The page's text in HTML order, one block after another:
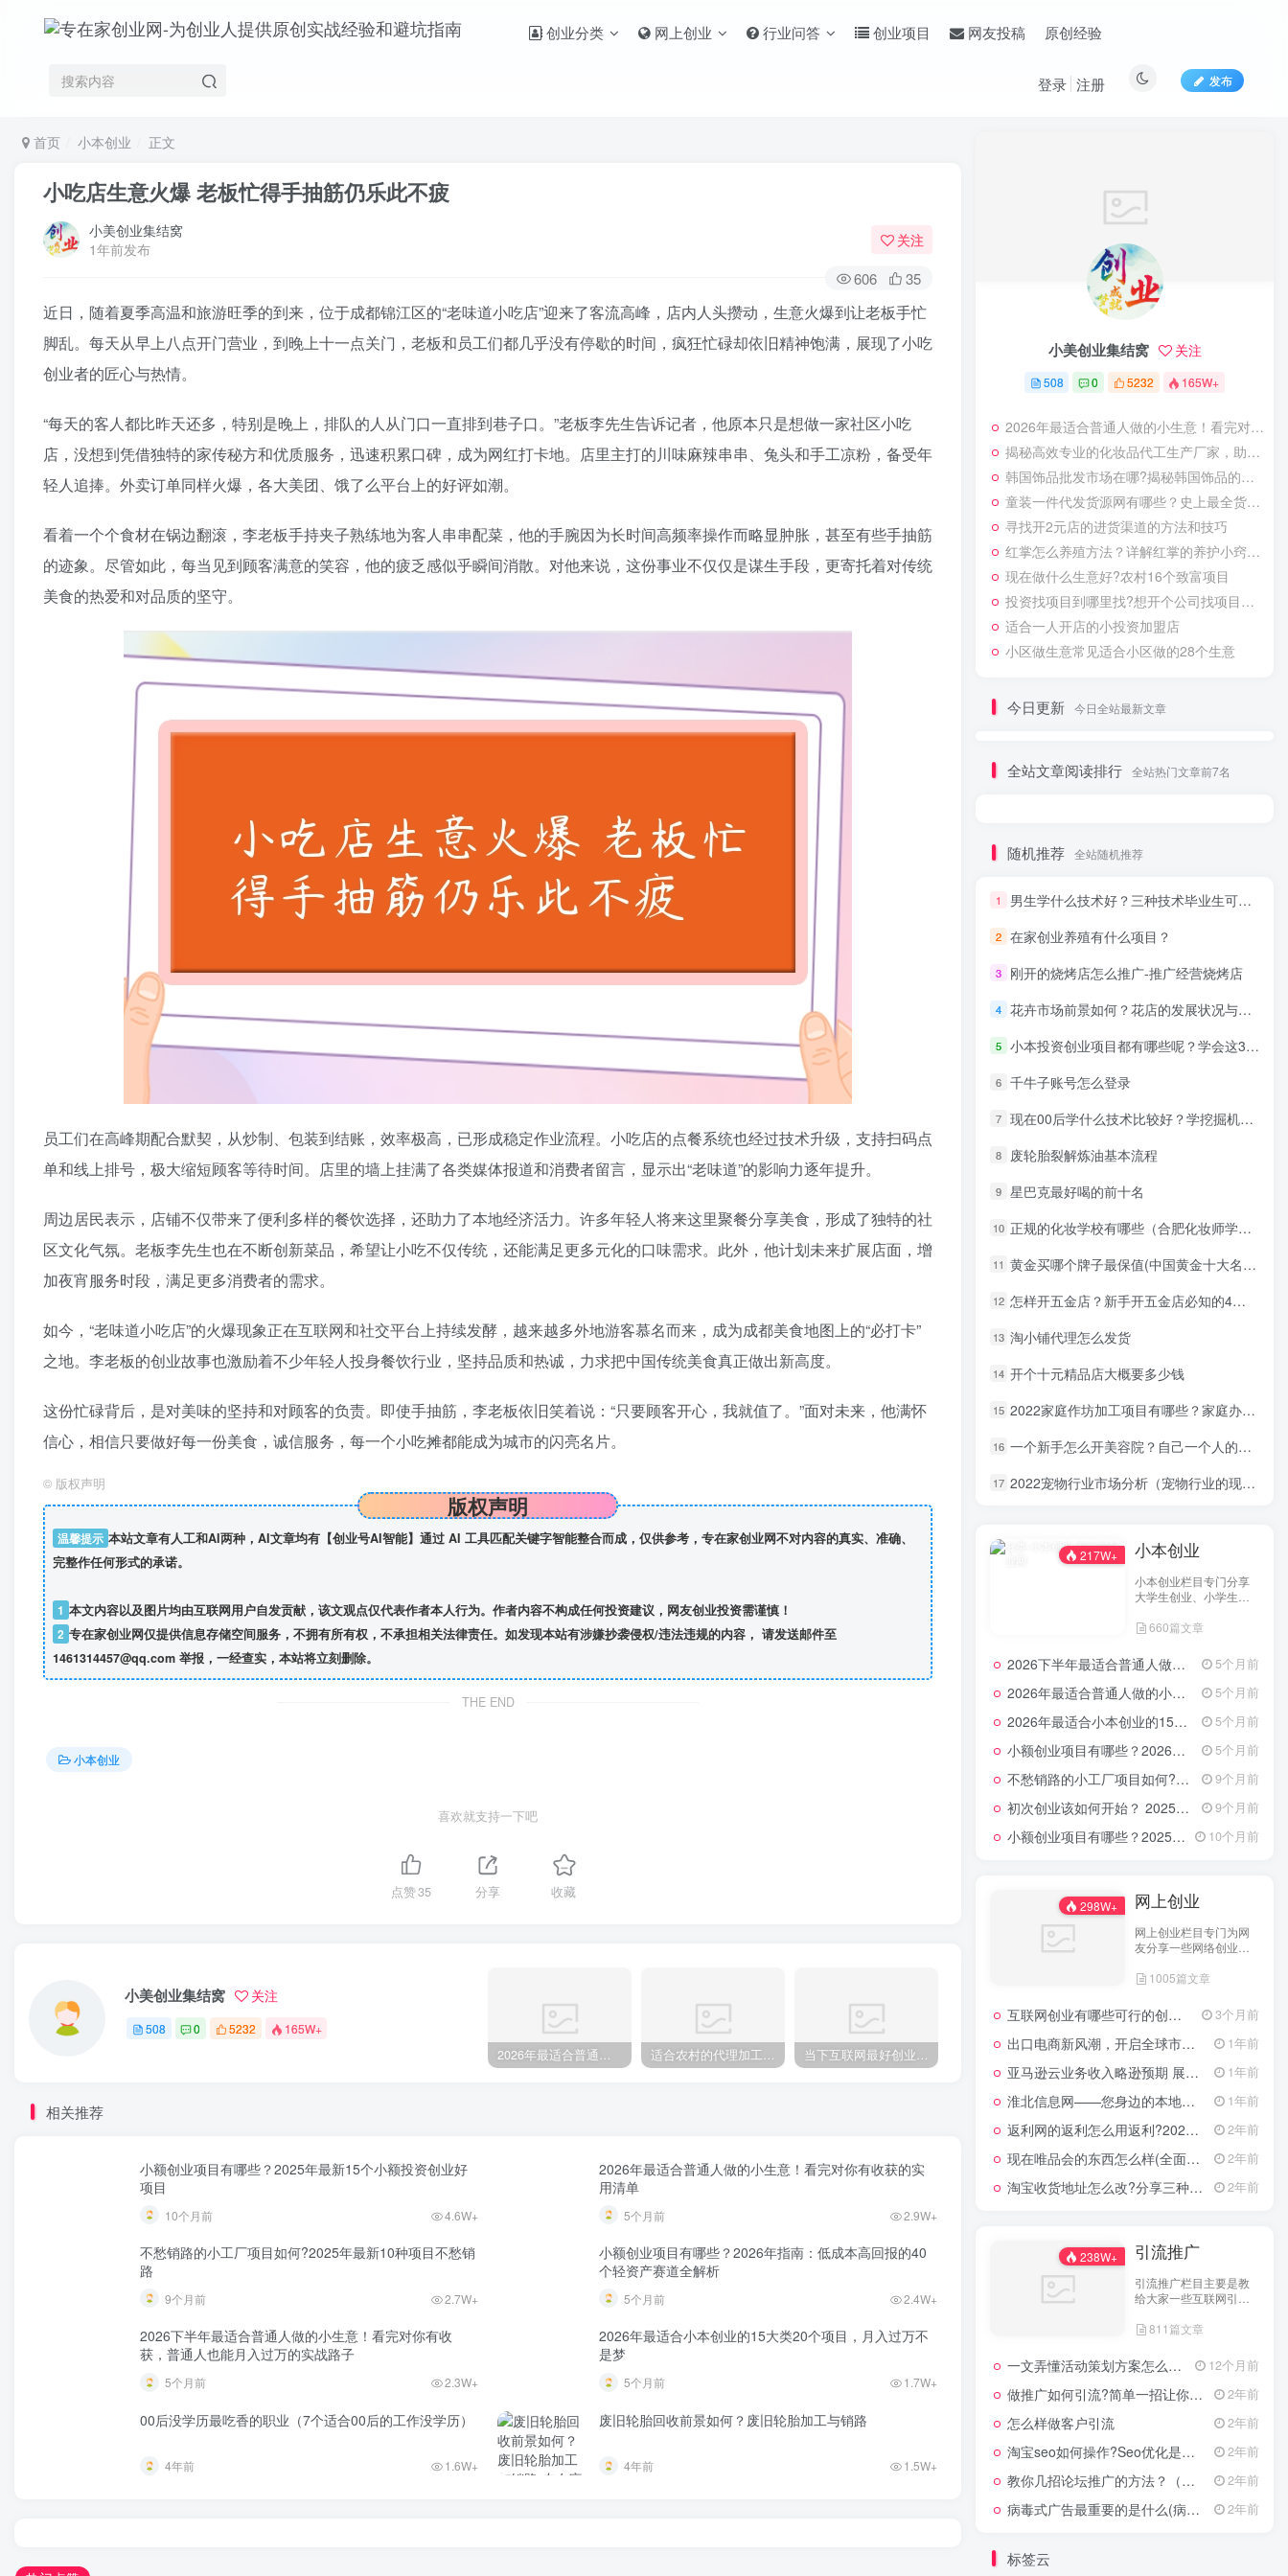
创业分类 网上创业 行业问答 创业项目 网友投稿 原创经验
发布
登录 注册
首页 小本创业 正文
小吃店生意火爆 老板忙得手抽筋仍乐此不疲
小美创业集结窝
1年前发布
关注
606 35
近日，随着夏季高温和旅游旺季的到来，位于成都锦江区的“老味道小吃店”迎来了客流高峰，店内人头攒动，生意火爆到让老板手忙
脚乱。每天从早上八点开门营业，到晚上十一点关门，老板和员工们都几乎没有停歇的时间，疯狂忙碌却依旧精神饱满，展现了小吃
创业者的匠心与热情。
“每天的客人都比昨天还多，特别是晚上，排队的人从门口一直排到巷子口。”老板李先生告诉记者，他原本只是想做一家社区小吃
店，没想到凭借独特的家传秘方和优质服务，迅速积累口碑，成为网红打卡地。店里主打的川味麻辣串串、兔头和手工凉粉，备受年
轻人追捧。外卖订单同样火爆，各大美团、饿了么平台上的好评如潮。
看着一个个食材在锅边翻滚，李老板手持夹子熟练地为客人串串配菜，他的手腕因为长时间高频率操作而略显肿胀，甚至有些手抽筋
的迹象。尽管如此，每当见到顾客满意的笑容，他的疲乏感似乎瞬间消散。对他来说，这份事业不仅仅是谋生手段，更寄托着对传统
美食的热爱和对品质的坚守。
员工们在高峰期配合默契，从炒制、包装到结账，效率极高，已形成稳定作业流程。小吃店的点餐系统也经过技术升级，支持扫码点
单和线上排号，极大缩短顾客等待时间。店里的墙上挂满了各类媒体报道和消费者留言，显示出“老味道”的影响力逐年提升。
周边居民表示，店铺不仅带来了便利多样的餐饮选择，还助力了本地经济活力。许多年轻人将来这里聚餐分享美食，形成了独特的社
区文化气氛。老板李先生也在不断创新菜品，希望让小吃不仅传统，还能满足更多元化的口味需求。此外，他计划未来扩展店面，增
加夜宵服务时段，满足更多消费者的需求。
如今，“老味道小吃店”的火爆现象正在互联网和社交平台上持续发酵，越来越多外地游客慕名而来，成为成都美食地图上的“必打卡”
之地。李老板的创业故事也激励着不少年轻人投身餐饮行业，坚持品质和热诚，力求把中国传统美食真正做出新高度。
这份忙碌背后，是对美味的坚持和对顾客的负责。即使手抽筋，李老板依旧笑着说：“只要顾客开心，我就值了。”面对未来，他满怀
信心，相信只要做好每一份美食，诚信服务，每一个小吃摊都能成为城市的闪亮名片。
© 版权声明
版权声明
温馨提示 本站文章有人工和AI两种，AI文章均有【创业号AI智能】通过 AI 工具匹配关键字智能整合而成，仅供参考，专在家创业网不对内容的真实、准确、
完整作任何形式的承诺。
1 本文内容以及图片均由互联网用户自发贡献，该文观点仅代表作者本人行为。作者内容不构成任何投资建议，网友创业投资需谨慎！
2 专在家创业网仅提供信息存储空间服务，不拥有所有权，不承担相关法律责任。如发现本站有涉嫌抄袭侵权/违法违规的内容， 请发送邮件至
1461314457@qq.com 举报，一经查实，本站将立刻删除。
THE END
小本创业
喜欢就支持一下吧
点赞35 分享 收藏
小美创业集结窝 关注
508 0 5232 165W+
2026年最适合普通人做的小生意！看完对你有收获的实用清单 适合农村的代理加工厂 适合在家办厂加工项目 当下互联网最好创业的好项目 互联网创业好项目 2022必火的创业项目加盟 稳赚不赔的三个生意
相关推荐
小额创业项目有哪些？2025年最新15个小额投资创业好
项目
10个月前 4.6W+
2026年最适合普通人做的小生意！看完对你有收获的实
用清单
5个月前 2.9W+
不愁销路的小工厂项目如何?2025年最新10种项目不愁销
路
9个月前 2.7W+
小额创业项目有哪些？2026年指南：低成本高回报的40
个轻资产赛道全解析
5个月前 2.4W+
2026下半年最适合普通人做的小生意！看完对你有收
获，普通人也能月入过万的实战路子
5个月前 2.3W+
2026年最适合小本创业的15大类20个项目，月入过万不
是梦
5个月前 1.7W+
00后没学历最吃香的职业（7个适合00后的工作没学历）
4年前 1.6W+
废旧轮胎回收前景如何？废旧轮胎加工与销路
4年前 1.5W+
小美创业集结窝 关注
508 0 5232 165W+
2026年最适合普通人做的小生意！看完对你有收获的实用清单
揭秘高效专业的化妆品代工生产厂家，助力品牌焕新升级
韩国饰品批发市场在哪?揭秘韩国饰品的货源地
童装一件代发货源网有哪些？史上最全货源网站整合
寻找开2元店的进货渠道的方法和技巧
红掌怎么养殖方法？详解红掌的养护小窍门助力实体创业
现在做什么生意好?农村16个致富项目
投资找项目到哪里找?想开个公司找项目的方法总结
适合一人开店的小投资加盟店
小区做生意常见适合小区做的28个生意
今日更新 今日全站最新文章
全站文章阅读排行 全站热门文章前7名
随机推荐 全站随机推荐
1 男生学什么技术好？三种技术毕业生可以试试！
2 在家创业养殖有什么项目？
3 刚开的烧烤店怎么推广-推广经营烧烤店
4 花卉市场前景如何？花店的发展状况与趋势
5 小本投资创业项目都有哪些呢？学会这3项做好小本创业加盟项目!
6 千牛子账号怎么登录
7 现在00后学什么技术比较好？学挖掘机技术的优势分析
8 废轮胎裂解炼油基本流程
9 星巴克最好喝的前十名
10 正规的化妆学校有哪些（合肥化妆师学校）
11 黄金买哪个牌子最保值(中国黄金十大名牌排名)
12 怎样开五金店？新手开五金店必知的4个细节
13 淘小铺代理怎么发货
14 开个十元精品店大概要多少钱
15 2022家庭作坊加工项目有哪些？家庭办厂小项目推荐
16 一个新手怎么开美容院？自己一个人的小美容店成功的秘密
17 2022宠物行业市场分析（宠物行业的现状优缺点）
217W+ 小本创业
小本创业栏目专门分享
大学生创业、小学生创
并为网友提供小成本创
经验分享。
660篇文章
2026下半年最适合普通人做的小生意！看完对你有收获，普通人也能月入过万的实战路子 5个月前
2026年最适合普通人做的小生意！看完对你有收获的实用清单 5个月前
2026年最适合小本创业的15大类20个项目，月入过万不是梦 5个月前
小额创业项目有哪些？2026年指南：低成本高回报的40个轻资产赛道全解析 5个月前
不愁销路的小工厂项目如何?2025年最新10种项目不愁销路 9个月前
初次创业该如何开始？ 2025年最新适合年轻人的低成本创业项目 9个月前
小额创业项目有哪些？2025年最新15个小额投资创业好项目 10个月前
298W+ 网上创业
网上创业栏目专门为网
友分享一些网络创业项
上创业做生意经验以及
1005篇文章
互联网创业有哪些可行的创业方案？ 3个月前
出口电商新风潮，开启全球市场的数字化之门 1年前
亚马逊云业务收入略逊预期 展望未来创新潜力依然可期 1年前
淮北信息网——您身边的本地生活服务平台 1年前
返利网的返利怎么用返利?2024年网购返利教程 2年前
现在唯品会的东西怎么样(全面评测其产品质量) 2年前
淘宝收货地址怎么改?分享三种最常见的修改方式 2年前
238W+ 引流推广
引流推广栏目主要是教
给大家一些互联网引流
业的引流技术和推广技
在犯难！
811篇文章
一文弄懂活动策划方案怎么写，2025年最新超全干货来了！ 12个月前
做推广如何引流?简单一招让你流量爆增 2年前
怎么样做客户引流 2年前
淘宝seo如何操作?Seo优化是什么意思? 2年前
教你几招论坛推广的方法？（具体论坛推广的步骤） 2年前
病毒式广告最重要的是什么(病毒式广告的创意策略) 2年前
标签云